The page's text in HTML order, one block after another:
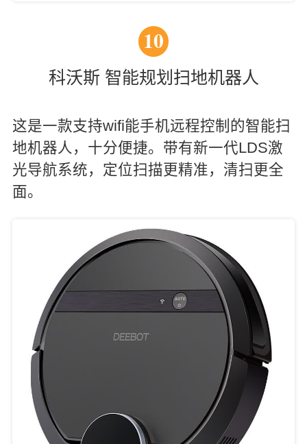
10
科沃斯 智能规划扫地机器人
这是一款支持wifi能手机远程控制的智能扫
地机器人，十分便捷。带有新一代LDS激
光导航系统，定位扫描更精准，清扫更全
面。